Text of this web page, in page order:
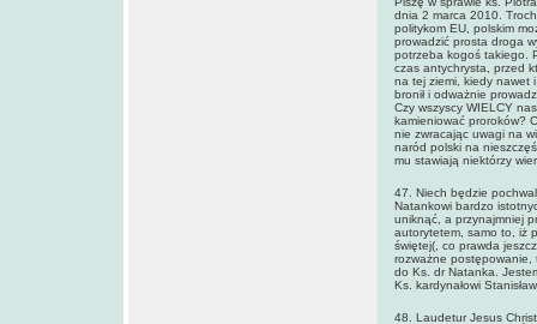
dnia 2 marca 2010.
politykom EU, polskim
prowadzić prosta droga
potrzeba kogoś takiego.
czas antychrysta, przed
na tej ziemi, kiedy nawet
bronił i odważnie
Czy wszyscy WIELCY
kamieniować proroków?
nie zwracając uwagi na
naród polski na
mu stawiają niektórzy
47. Niech będzie
Natankowi bardzo
uniknąć, a przynajmniej
autorytetem, samo to, iż
świętej(, co prawda
rozważne postępowanie,
do Ks. dr Natanka.
Ks. kardynałowi
48. Laudetur Jesus